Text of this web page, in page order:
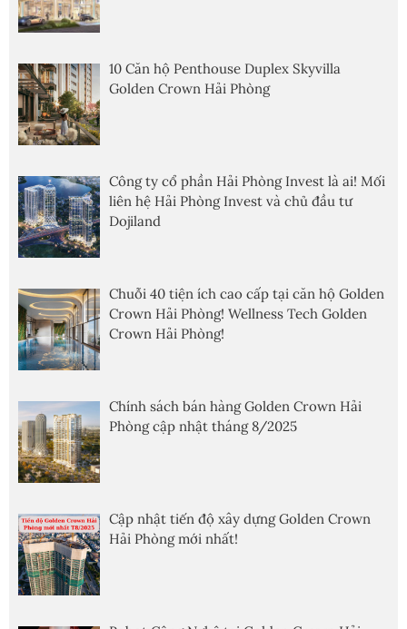
10 Căn hộ Penthouse Duplex Skyvilla
Golden Crown Hải Phòng
Công ty cổ phần Hải Phòng Invest là ai! Mối
liên hệ Hải Phòng Invest và chủ đầu tư
Dojiland
Chuỗi 40 tiện ích cao cấp tại căn hộ Golden
Crown Hải Phòng! Wellness Tech Golden
Crown Hải Phòng!
Chính sách bán hàng Golden Crown Hải
Phòng cập nhật tháng 8/2025
Cập nhật tiến độ xây dựng Golden Crown
Hải Phòng mới nhất!